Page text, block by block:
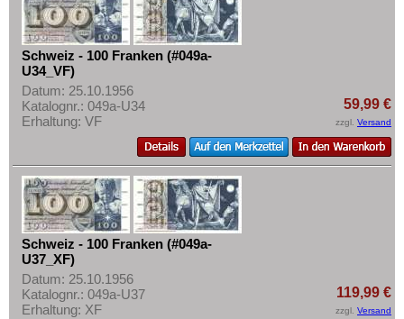
Privatsphäre und Datenschutz
Widerrufsbelehrung
Liefer- und Versandkosten
AGB
Impressum
Schweiz - 100 Franken (#049a-
U34_VF)
Datum: 25.10.1956
Katalognr.: 049a-U34
Erhaltung: VF
59,99 €
zzgl. Versand
Schweiz - 100 Franken (#049a-
U37_XF)
Datum: 25.10.1956
Katalognr.: 049a-U37
Erhaltung: XF
119,99 €
zzgl. Versand